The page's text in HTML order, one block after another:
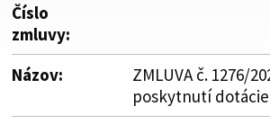
Číslo
zmluvy:
Názov:
ZMLUVA č. 1276/
poskytnutí dotácie